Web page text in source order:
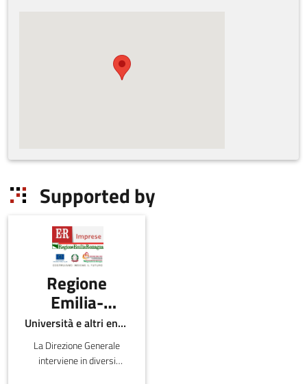
Supported by
Regione
Emilia-
Romagna -
Direzione
Generale
Università e altri enti pubblici
La Direzione Generale
interviene in diversi